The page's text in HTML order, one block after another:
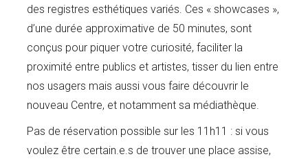
des registres esthétiques variés. Ces « showcases »,
d’une durée approximative de 50 minutes, sont
conçus pour piquer votre curiosité, faciliter la
proximité entre publics et artistes, tisser du lien entre
nos usagers mais aussi vous faire découvrir le
nouveau Centre, et notamment sa médiathèque.
Pas de réservation possible sur les 11h11 : si vous
voulez être certain.e.s de trouver une place assise,